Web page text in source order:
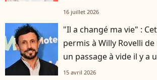
16 juillet 2026
"Il a changé ma vie" :
permis à Willy Rovelli
un passage à vide il y a
15 avril 2026